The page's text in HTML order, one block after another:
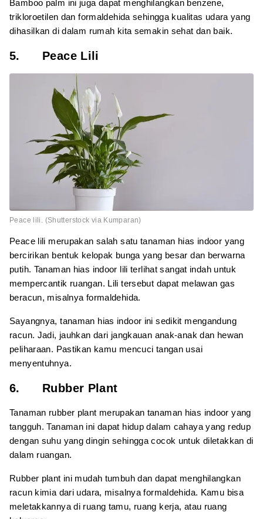
Bamboo palm ini juga dapat menghilangkan benzene,
trikloroetilen dan formaldehida sehingga kualitas udara yang
dihasilkan di dalam rumah kita semakin sehat dan baik.
5. Peace Lili
Peace lili. (Shutterstock via Kumparan)
Peace lili merupakan salah satu tanaman hias indoor yang
bercirikan bentuk kelopak bunga yang besar dan berwarna
putih. Tanaman hias indoor lili terlihat sangat indah untuk
mempercantik ruangan. Lili tersebut dapat melawan gas
beracun, misalnya formaldehida.
Sayangnya, tanaman hias indoor ini sedikit mengandung
racun. Jadi, jauhkan dari jangkauan anak-anak dan hewan
peliharaan. Pastikan kamu mencuci tangan usai
menyentuhnya.
6. Rubber Plant
Tanaman rubber plant merupakan tanaman hias indoor yang
tangguh. Tanaman ini dapat hidup dalam cahaya yang redup
dengan suhu yang dingin sehingga cocok untuk diletakkan di
dalam ruangan.
Rubber plant ini mudah tumbuh dan dapat menghilangkan
racun kimia dari udara, misalnya formaldehida. Kamu bisa
meletakkannya di ruang tamu, ruang kerja, atau ruang